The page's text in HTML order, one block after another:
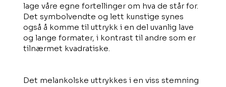
lage våre egne fortellinger om hva de står for.
Det symbolvendte og lett kunstige synes
også å komme til uttrykk i en del uvanlig lave
og lange formater, i kontrast til andre som er
tilnærmet kvadratiske.
Det melankolske uttrykkes i en viss stemning